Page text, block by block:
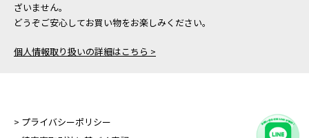
ざいません。
どうぞご安心してお買い物をお楽しみください。
個人情報取り扱いの詳細はこちら >
> プライバシーポリシー